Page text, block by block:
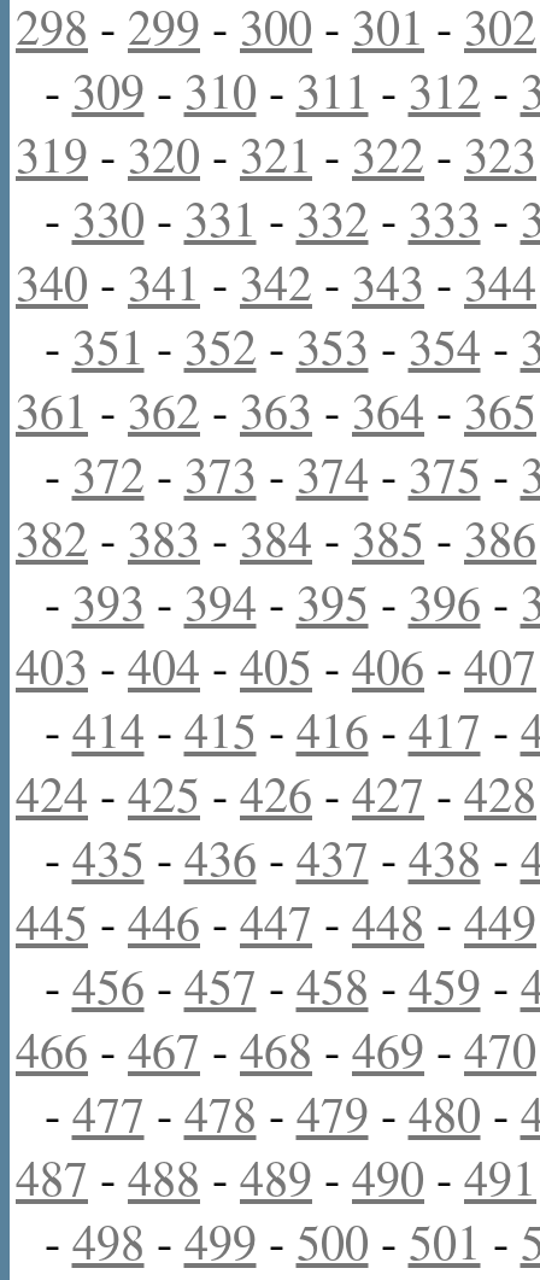
298 - 299 - 300 - 301 - 302
- 309 - 310 - 311 - 312 -
319 - 320 - 321 - 322 - 323
- 330 - 331 - 332 - 333 -
340 - 341 - 342 - 343 - 344
- 351 - 352 - 353 - 354 -
361 - 362 - 363 - 364 - 365
- 372 - 373 - 374 - 375 -
382 - 383 - 384 - 385 - 386
- 393 - 394 - 395 - 396 -
403 - 404 - 405 - 406 - 407
- 414 - 415 - 416 - 417 -
424 - 425 - 426 - 427 - 428
- 435 - 436 - 437 - 438 -
445 - 446 - 447 - 448 - 449
- 456 - 457 - 458 - 459 -
466 - 467 - 468 - 469 - 470
- 477 - 478 - 479 - 480 -
487 - 488 - 489 - 490 - 491
- 498 - 499 - 500 - 501 -